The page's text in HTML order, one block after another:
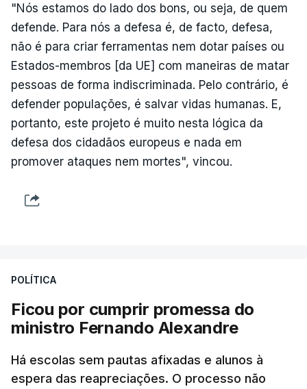
"Nós estamos do lado dos bons, ou seja, de quem
defende. Para nós a defesa é, de facto, defesa,
não é para criar ferramentas nem dotar países ou
Estados-membros [da UE] com maneiras de matar
pessoas de forma indiscriminada. Pelo contrário, é
defender populações, é salvar vidas humanas. E,
portanto, este projeto é muito nesta lógica da
defesa dos cidadãos europeus e nada em
promover ataques nem mortes", vincou.
POLÍTICA
Ficou por cumprir promessa do
ministro Fernando Alexandre
Há escolas sem pautas afixadas e alunos à
espera das reapreciações. O processo não